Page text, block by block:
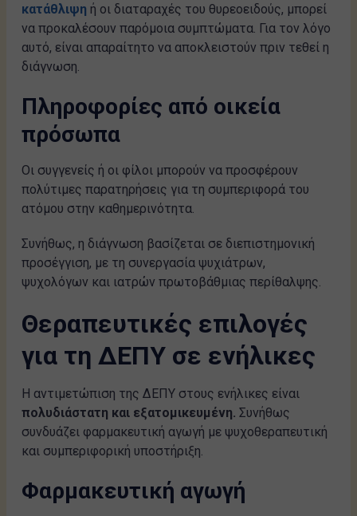
κατάθλιψη ή οι διαταραχές του θυρεοειδούς, μπορεί
να προκαλέσουν παρόμοια συμπτώματα. Για τον λόγο
αυτό, είναι απαραίτητο να αποκλειστούν πριν τεθεί η
διάγνωση.
Πληροφορίες από οικεία
πρόσωπα
Οι συγγενείς ή οι φίλοι μπορούν να προσφέρουν
πολύτιμες παρατηρήσεις για τη συμπεριφορά του
ατόμου στην καθημερινότητα.
Συνήθως, η διάγνωση βασίζεται σε διεπιστημονική
προσέγγιση, με τη συνεργασία ψυχιάτρων,
ψυχολόγων και ιατρών πρωτοβάθμιας περίθαλψης.
Θεραπευτικές επιλογές
για τη ΔΕΠΥ σε ενήλικες
Η αντιμετώπιση της ΔΕΠΥ στους ενήλικες είναι
πολυδιάστατη και εξατομικευμένη. Συνήθως
συνδυάζει φαρμακευτική αγωγή με ψυχοθεραπευτική
και συμπεριφορική υποστήριξη.
Φαρμακευτική αγωγή